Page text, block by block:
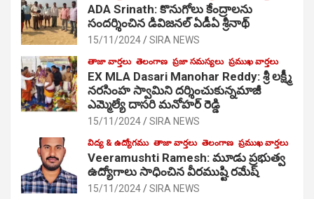
ADA Srinath: కొనుగోలు కేంద్రాల‌ను
సంద‌ర్శించిన డివిజనల్ ఏడీఏ శ్రీనాథ్
15/11/2024 SIRA NEWS
తాజా వార్తలు తెలంగాణ ప్రజా సమస్యలు ప్రముఖ వార్తలు
EX MLA Dasari Manohar Reddy: శ్రీ లక్ష్మీ
నరసింహ స్వామిని దర్శించుకున్నమాజీ
ఎమ్మెల్యే దాసరి మనోహర్ రెడ్డి
15/11/2024 SIRA NEWS
విద్య & ఉద్యోగము తాజా వార్తలు తెలంగాణ ప్రముఖ వార్తలు
Veeramushti Ramesh: మూడు ప్రభుత్వ
ఉద్యోగాలు సాధించిన వీరముష్టి రమేష్
15/11/2024 SIRA NEWS